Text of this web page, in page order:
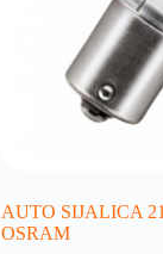
AUTO SIJALICA
OSRAM